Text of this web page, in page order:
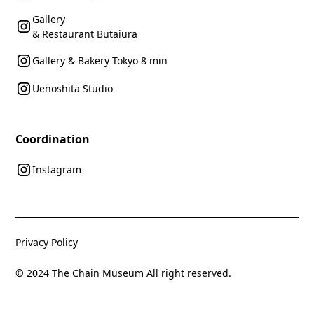
Gallery
& Restaurant Butaiura
Gallery & Bakery Tokyo 8 min
Uenoshita Studio
Coordination
Instagram
© 2024 The Chain Museum All right reserved.
Privacy Policy